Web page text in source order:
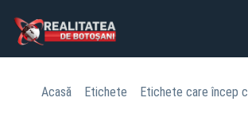
Acasă Etichete Etichete care încep